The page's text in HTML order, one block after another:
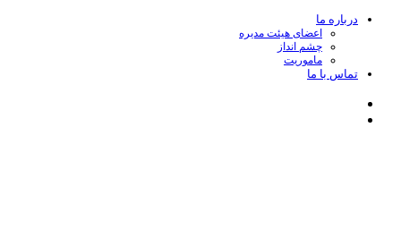
پرش
درباره ما
اعضای هیئت مدیره
چشم انداز
ماموریت
تماس با ما